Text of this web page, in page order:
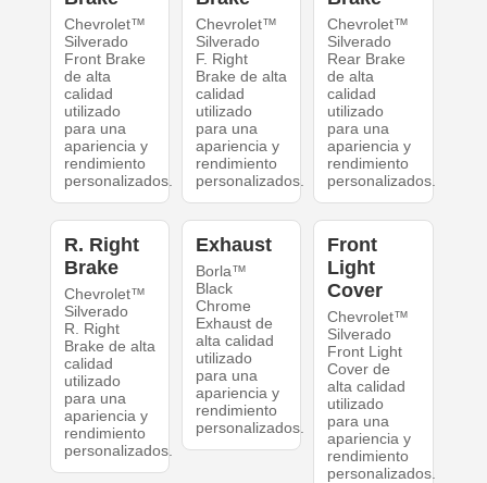
Chevrolet™
Silverado
Front Brake
de alta
calidad
utilizado
para una
apariencia y
rendimiento
personalizados.
Chevrolet™
Silverado
F. Right
Brake de alta
calidad
utilizado
para una
apariencia y
rendimiento
personalizados.
Chevrolet™
Silverado
Rear Brake
de alta
calidad
utilizado
para una
apariencia y
rendimiento
personalizados.
R. Right
Brake
Chevrolet™
Silverado
R. Right
Brake de alta
calidad
utilizado
para una
apariencia y
rendimiento
personalizados.
Exhaust
Borla™
Black
Chrome
Exhaust de
alta calidad
utilizado
para una
apariencia y
rendimiento
personalizados.
Front
Light
Cover
Chevrolet™
Silverado
Front Light
Cover de
alta calidad
utilizado
para una
apariencia y
rendimiento
personalizados.